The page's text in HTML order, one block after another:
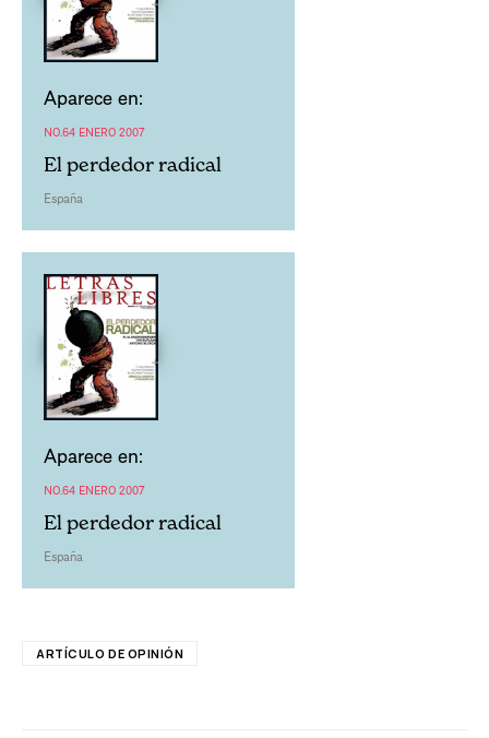
Aparece en:
NO.64 ENERO 2007
El perdedor radical
España
Aparece en:
NO.64 ENERO 2007
El perdedor radical
España
ARTÍCULO DE OPINIÓN